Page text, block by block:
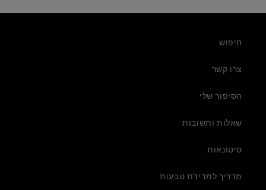
חיפוש
צרו קשר
הסיפור שלי
שאלות ותשובות
סיטונאות
מדריך למדידת טבעות